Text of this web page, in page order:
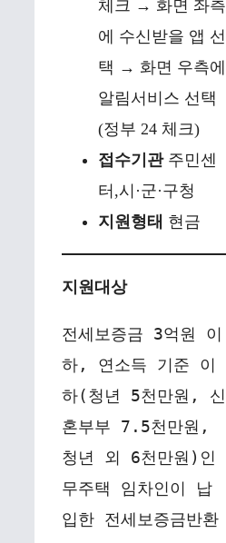
체크 → 화면 좌측
에 수신받을 앱 선
택 → 화면 우측에
알림서비스 선택
(정부 24 체크)
접수기관주민센
터,시·군·구청
지원형태 현금
지원대상
전세보증금 3억원 이
하, 연소득 기준 이
하(청년 5천만원, 신
혼부부 7.5천만원,
청년 외 6천만원)인
무주택 임차인이 납
입한 전세보증금반환